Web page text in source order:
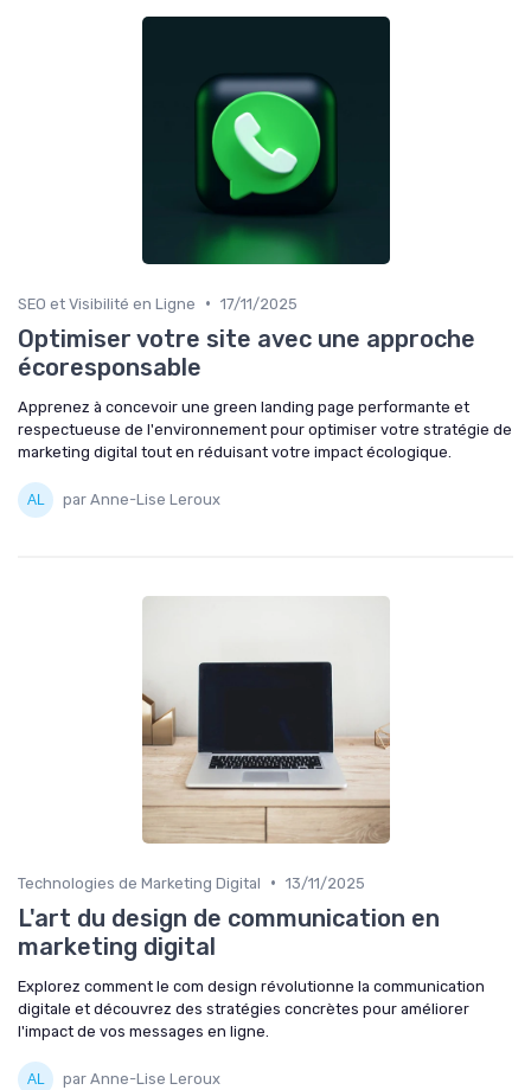
SEO et Visibilité en Ligne • 17/11/2025
Optimiser votre site avec une approche
écoresponsable
Apprenez à concevoir une green landing page performante et
respectueuse de l'environnement pour optimiser votre stratégie de
marketing digital tout en réduisant votre impact écologique.
par Anne-Lise Leroux
Technologies de Marketing Digital • 13/11/2025
L'art du design de communication en
marketing digital
Explorez comment le com design révolutionne la communication
digitale et découvrez des stratégies concrètes pour améliorer
l'impact de vos messages en ligne.
par Anne-Lise Leroux